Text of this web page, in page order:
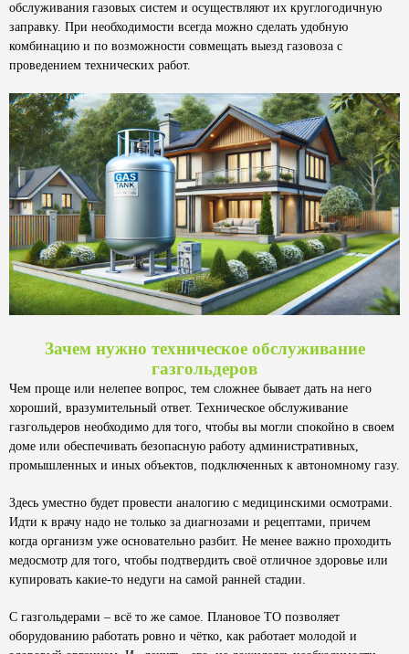
обслуживания газовых систем и осуществляют их круглогодичную
заправку. При необходимости всегда можно сделать удобную
комбинацию и по возможности совмещать выезд газовоза с
проведением технических работ.
Зачем нужно техническое обслуживание
газгольдеров
Чем проще или нелепее вопрос, тем сложнее бывает дать на него
хороший, вразумительный ответ. Техническое обслуживание
газгольдеров необходимо для того, чтобы вы могли спокойно в своем
доме или обеспечивать безопасную работу административных,
промышленных и иных объектов, подключенных к автономному газу.
Здесь уместно будет провести аналогию с медицинскими осмотрами.
Идти к врачу надо не только за диагнозами и рецептами, причем
когда организм уже основательно разбит. Не менее важно проходить
медосмотр для того, чтобы подтвердить своё отличное здоровье или
купировать какие-то недуги на самой ранней стадии.
С газгольдерами – всё то же самое. Плановое ТО позволяет
оборудованию работать ровно и чётко, как работает молодой и